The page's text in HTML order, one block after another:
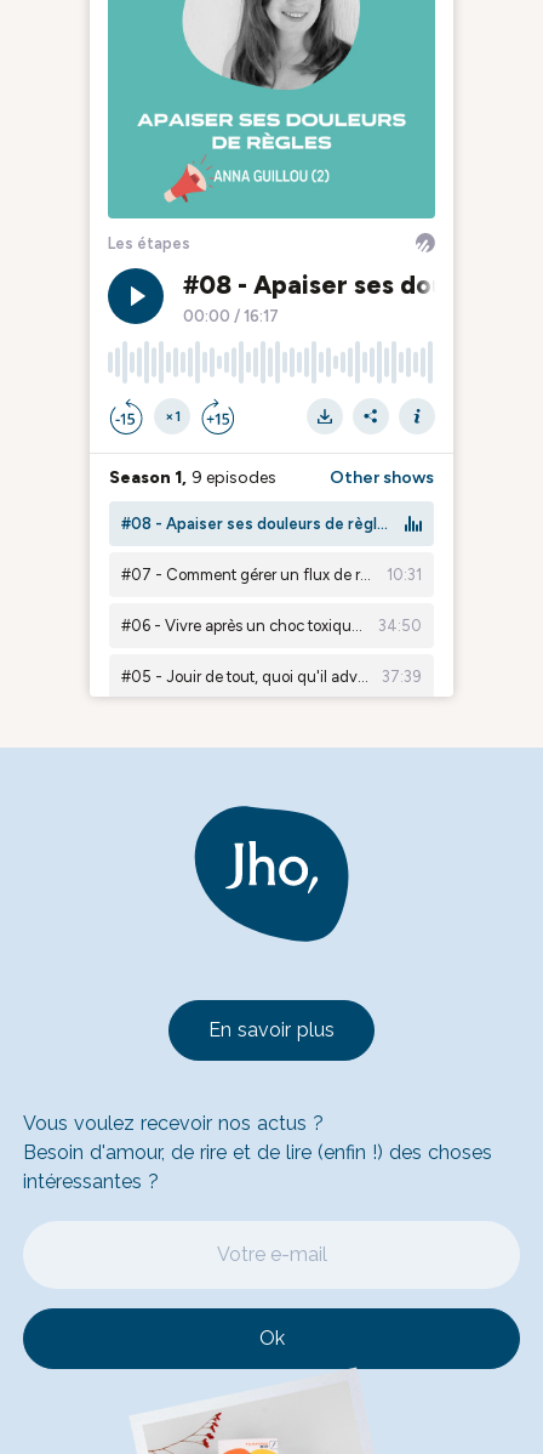
En savoir plus
Vous voulez recevoir nos actus ?
Besoin d'amour, de rire et de lire (enfin !) des choses
intéressantes ?
Ok